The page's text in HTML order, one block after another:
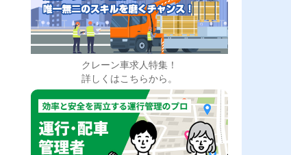
クレーン車求人特集！
詳しくはこちらから。